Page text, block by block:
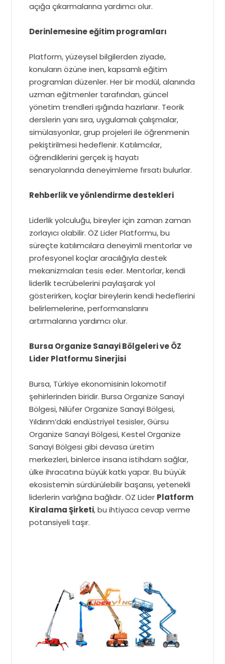
açığa çıkarmalarına yardımcı olur.
Derinlemesine eğitim programları
Platform, yüzeysel bilgilerden ziyade,
konuların özüne inen, kapsamlı eğitim
programları düzenler. Her bir modül, alanında
uzman eğitmenler tarafından, güncel
yönetim trendleri ışığında hazırlanır. Teorik
derslerin yanı sıra, uygulamalı çalışmalar,
simülasyonlar, grup projeleri ile öğrenmenin
pekiştirilmesi hedeflenir. Katılımcılar,
öğrendiklerini gerçek iş hayatı
senaryolarında deneyimleme fırsatı bulurlar.
Rehberlik ve yönlendirme destekleri
Liderlik yolculuğu, bireyler için zaman zaman
zorlayıcı olabilir. ÖZ Lider Platformu, bu
süreçte katılımcılara deneyimli mentorlar ve
profesyonel koçlar aracılığıyla destek
mekanizmaları tesis eder. Mentorlar, kendi
liderlik tecrübelerini paylaşarak yol
gösterirken, koçlar bireylerin kendi hedeflerini
belirlemelerine, performanslarını
artırmalarına yardımcı olur.
Bursa Organize Sanayi Bölgeleri ve ÖZ
Lider Platformu Sinerjisi
Bursa, Türkiye ekonomisinin lokomotif
şehirlerinden biridir. Bursa Organize Sanayi
Bölgesi, Nilüfer Organize Sanayi Bölgesi,
Yıldırım’daki endüstriyel tesisler, Gürsu
Organize Sanayi Bölgesi, Kestel Organize
Sanayi Bölgesi gibi devasa üretim
merkezleri, binlerce insana istihdam sağlar,
ülke ihracatına büyük katkı yapar. Bu büyük
ekosistemin sürdürülebilir başarısı, yetenekli
liderlerin varlığına bağlıdır. ÖZ Lider Platform
Kiralama Şirketi, bu ihtiyaca cevap verme
potansiyeli taşır.